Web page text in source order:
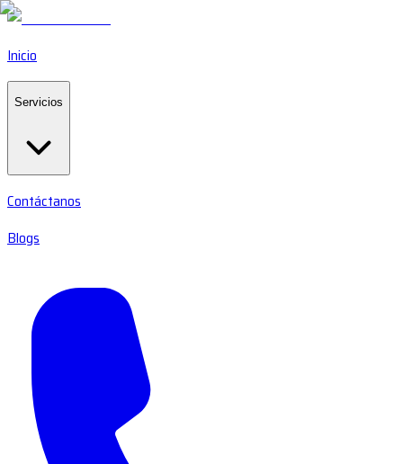
Inicio
Servicios
Contáctanos
Blogs